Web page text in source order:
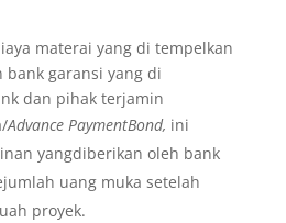
materai yang di tempelkan
garansi yang di
dan pihak terjamin
Advance PaymentBond, ini
yangdiberikan oleh bank
uang muka setelah
proyek.